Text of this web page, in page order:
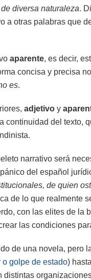
diversa naturaleza.
a otras palabras que
aparente, es decir,
concisa y precisa
es.
adjetivo y
continuidad del texto,
narrativo será
del español
de quien
de lo que realmente
con las elites de la
las condiciones
de una novela, pero
golpe de estado)